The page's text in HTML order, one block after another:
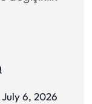
July 6, 2026